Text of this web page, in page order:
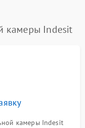
камеры Indesit
камеры Indesit